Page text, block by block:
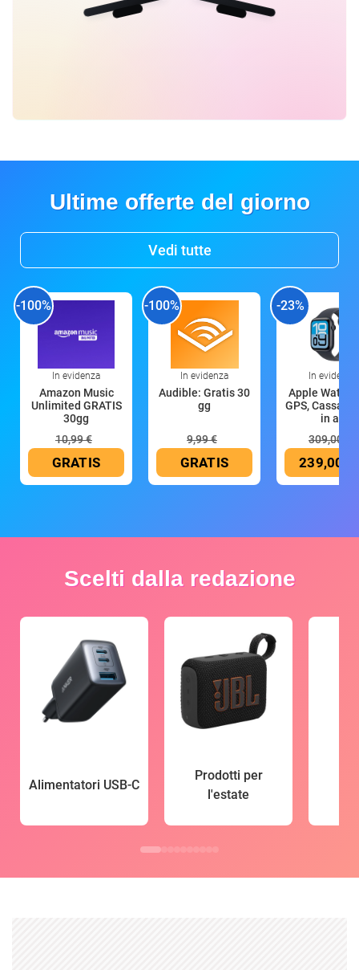
Ultime offerte del giorno
Vedi tutte
-100%
In evidenza
Amazon Music
Unlimited GRATIS
30gg
10,99 €
GRATIS
-100%
In evidenza
Audible: Gratis 30
gg
9,99 €
GRATIS
-23%
In evidenza
Apple Watch
GPS, Cassa
in all
309,00 €
239,00 €
Scelti dalla redazione
Alimentatori USB-C
Prodotti per
l'estate